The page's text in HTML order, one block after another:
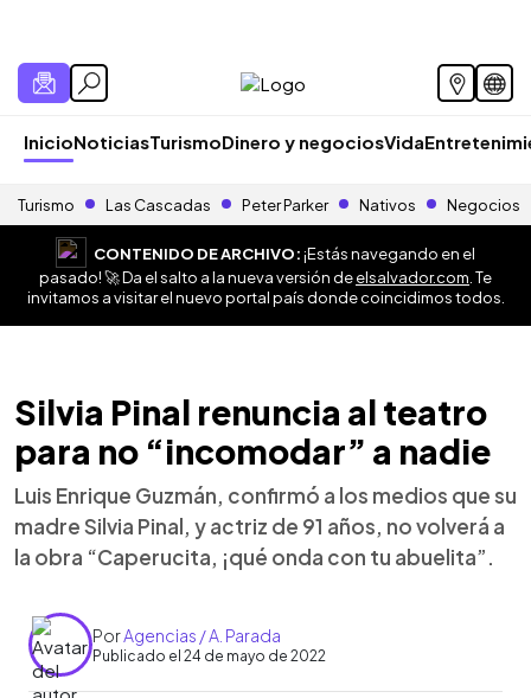
InicioNoticiasTurismoDinero y negociosVida
Turismo Las Cascadas Peter Parker Nativos Negocios
CONTENIDO DE ARCHIVO:¡Estás navegando en el
pasado! 🚀 Da el salto a la nueva versión deelsalvador.com . Te
invitamos a visitar el nuevo portal país donde coincidimos todos.
Silvia Pinal renuncia al teatro
para no “incomodar” a nadie
Luis Enrique Guzmán, confirmó a los medios que su
madre Silvia Pinal, y actriz de 91 años, no volverá a
la obra “Caperucita, ¡qué onda con tu abuelita”.
PorAgencias / A. Parada
Publicado el 24 de mayo de 2022